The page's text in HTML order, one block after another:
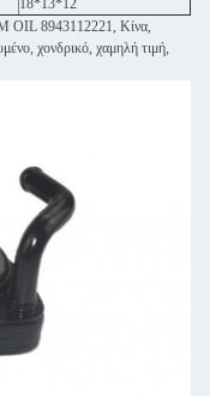
18*13*12
OIL 8943112221, Κίνα,
χονδρικό, χαμηλή τιμή,